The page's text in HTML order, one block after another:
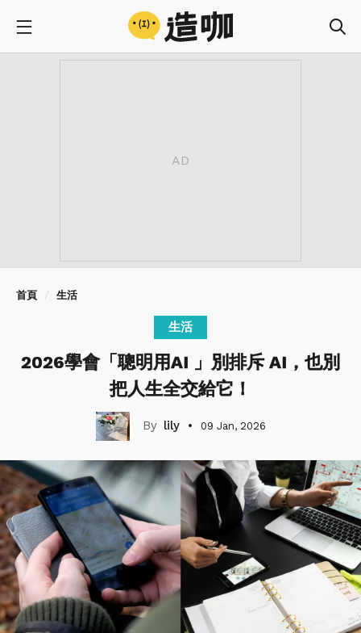
首頁 生活
生活
2026學會「聰明用AI 」別排斥 AI，也別
把人生全交給它！
lily 09 Jan, 2026